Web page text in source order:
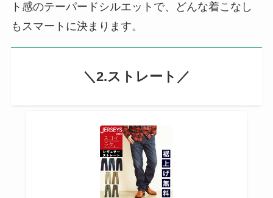
ト感のテーパードシルエットで、どんな着こなし
もスマートに決まります。
＼2.ストレート／